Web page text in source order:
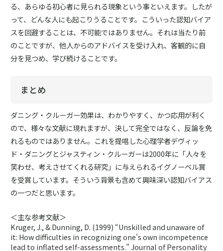
る、あらゆる初心者に見られる現象という事といえます。したが
って、どんな人にも起こりうることです。こういった認知バイア
スを回避することは、不可能ではありません。それは当たり前
のことですが、他人からのアドバイスを受け入れ、客観的に自
分を見つめ、学び続けることです。
まとめ
ダニング・クルーガー効果は、わかりやすく、かつ応用が利く
ので、様々な文献に現れますが、決して完全ではなく、反論を免
れるものではありません。これを提唱した心理学者デヴィッ
ド・ダニングとジャスティン・クルーガーは2000年に「人々を
笑わせ、考えさせてくれる研究」に与えられるイグノーベル賞
を受賞しています。そういう背景も含めて興味深い認知バイアス
の一つだと思います。
＜主な参考文献＞
Kruger, J., & Dunning, D. (1999) “Unskilled and unaware of
it: How difficulties in recognizing one's own incompetence
lead to inflated self-assessments.” Journal of Personality